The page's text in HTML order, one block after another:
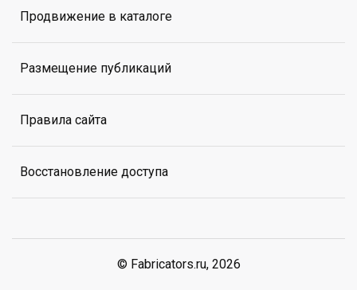
Продвижение в каталоге
Размещение публикаций
Правила сайта
Восстановление доступа
© Fabricators.ru, 2026